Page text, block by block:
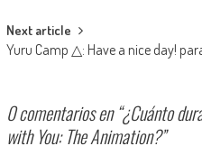
Next article
Yuru Camp △: Have a nice day!
0 comentarios en “¿Cuánto
with You: The Animation?”